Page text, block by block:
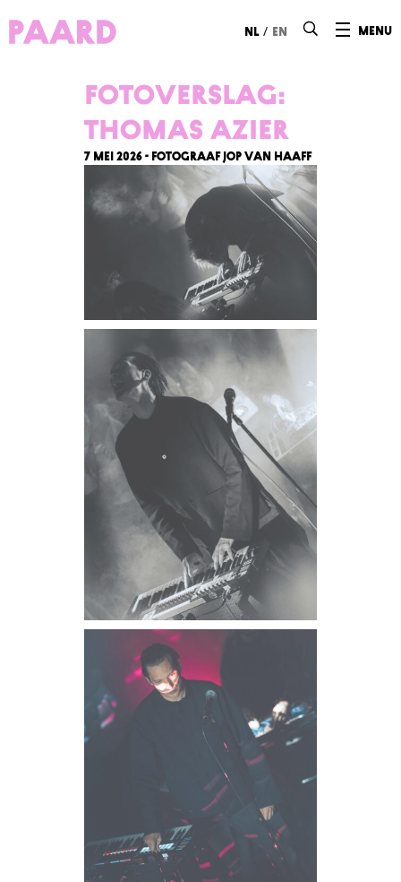
menu
nl / en
Fotoverslag:
Thomas Azier
7 mei 2026 - Fotograaf Jop van Haaff